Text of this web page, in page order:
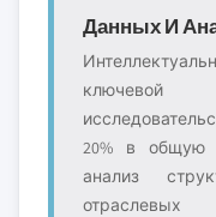
Данных И
20% в общую
анализ